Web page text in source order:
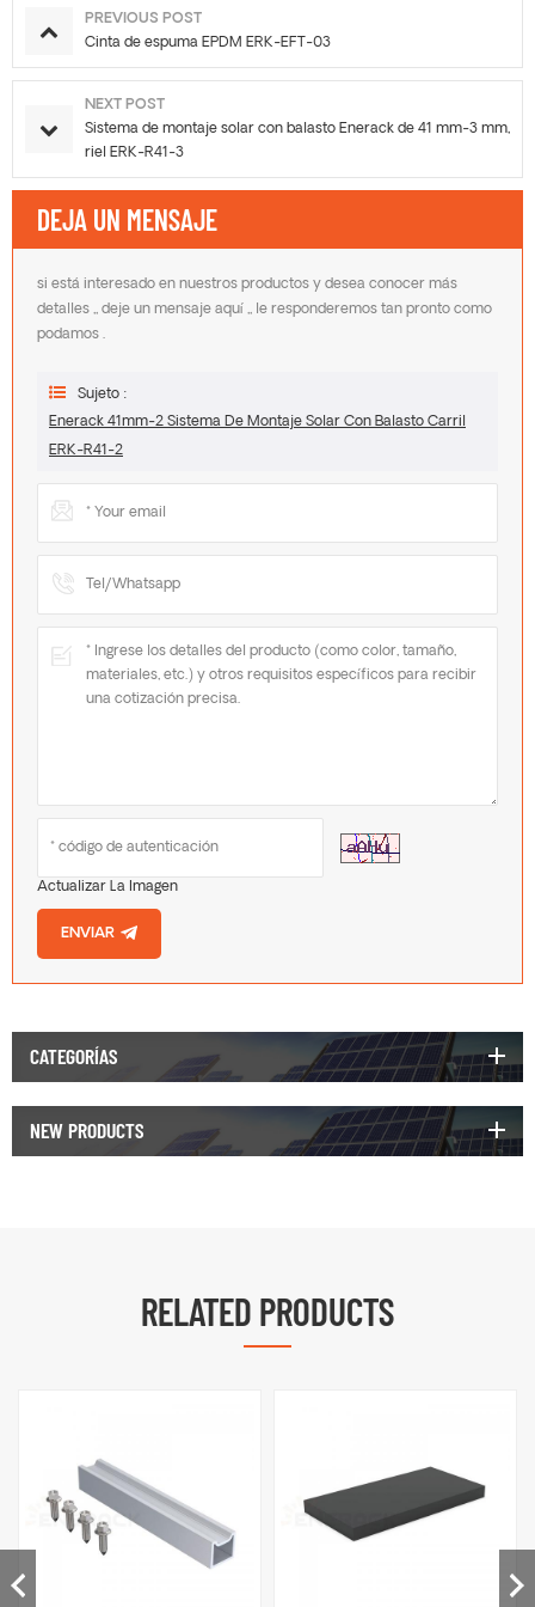
PREVIOUS POST
Cinta de espuma EPDM ERK-EFT-03
NEXT POST
Sistema de montaje solar con balasto Enerack de 41 mm-3 mm,
riel ERK-R41-3
DEJA UN MENSAJE
si está interesado en nuestros productos y desea conocer más
detalles ,, deje un mensaje aquí ,, le responderemos tan pronto como
podamos .
Sujeto :
Enerack 41mm-2 Sistema De Montaje Solar Con Balasto Carril
ERK-R41-2
Actualizar La Imagen
ENVIAR
CATEGORÍAS
NEW PRODUCTS
RELATED PRODUCTS